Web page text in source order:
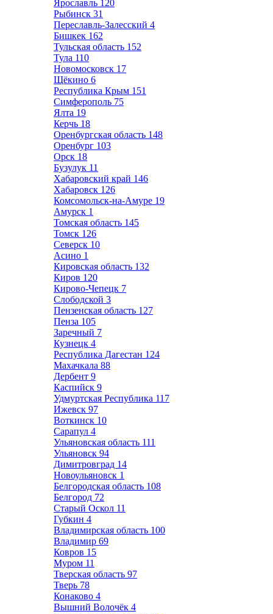
Ярославль 120
Рыбинск 31
Переславль-Залесский 4
Бишкек 162
Тульская область 152
Тула 110
Новомосковск 17
Щёкино 6
Республика Крым 151
Симферополь 75
Ялта 19
Керчь 18
Оренбургская область 148
Оренбург 103
Орск 18
Бузулук 11
Хабаровский край 146
Хабаровск 126
Комсомольск-на-Амуре 19
Амурск 1
Томская область 145
Томск 126
Северск 10
Асино 1
Кировская область 132
Киров 120
Кирово-Чепецк 7
Слободской 3
Пензенская область 127
Пенза 105
Заречный 7
Кузнецк 4
Республика Дагестан 124
Махачкала 88
Дербент 9
Каспийск 9
Удмуртская Республика 117
Ижевск 97
Воткинск 10
Сарапул 4
Ульяновская область 111
Ульяновск 94
Димитровград 14
Новоульяновск 1
Белгородская область 108
Белгород 72
Старый Оскол 11
Губкин 4
Владимирская область 100
Владимир 69
Ковров 15
Муром 11
Тверская область 97
Тверь 78
Конаково 4
Вышний Волочёк 4